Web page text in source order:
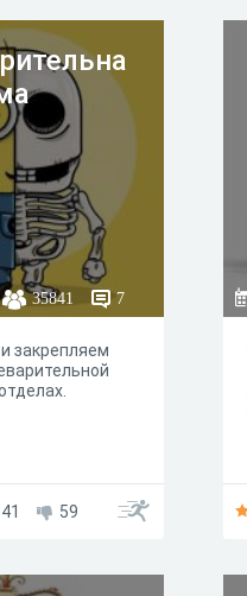
35841 7
закрепляем
41 59